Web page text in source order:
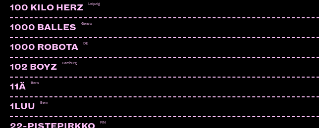
100 KILO HERZ Leipzig
1000 BALLES Genva
1000 ROBOTA DE
102 BOYZ Hamburg
11Ä Bern
1LUU Bern
FIN